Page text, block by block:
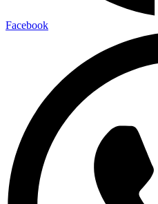
Facebook